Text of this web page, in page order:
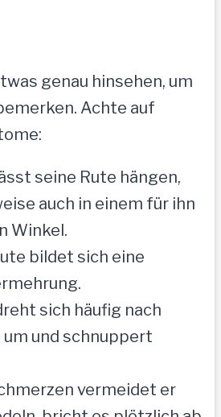
genau hinsehen, um
Achte auf
seine Rute hängen,
auch in einem für ihn
Winkel.
bildet sich eine
sich häufig nach
um und schnuppert
vermeidet er